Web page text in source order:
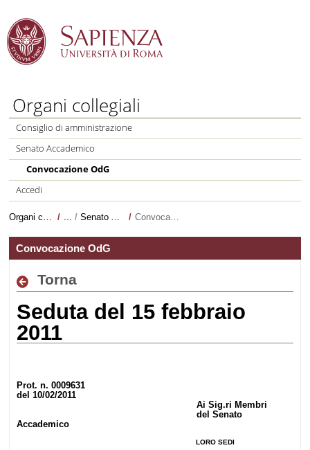
Organi collegiali
Consiglio di amministrazione
Senato Accademico
Convocazione OdG
Accedi
/ / Convocazione OdG
Convocazione OdG
Torna
Seduta del 15 febbraio
2011
Prot. n. 0009631
del 10/02/2011
Ai Sig.ri Membri
del Senato
Accademico
LORO SEDI